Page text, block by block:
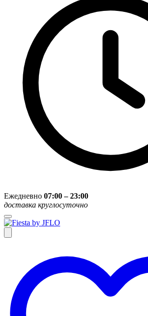
Ежедневно 07:00 – 23:00
доставка круглосуточно